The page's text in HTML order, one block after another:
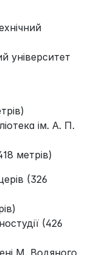
університет
ім. А. П.
метрів)
(326
(426
М. Водяного